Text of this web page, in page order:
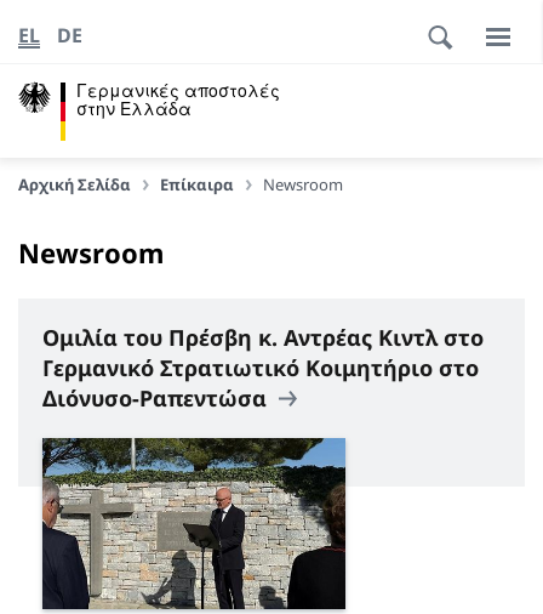
Γερμανικές αποστολές
στην Ελλάδα
EL DE
Αρχική Σελίδα Επίκαιρα Newsroom
Newsroom
Ομιλία του Πρέσβη κ. Αντρέας Κιντλ στο
Γερμανικό Στρατιωτικό Κοιμητήριο στο
Διόνυσο-Ραπεντώσα